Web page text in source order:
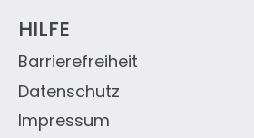
HILFE
Impressum
Datenschutz
Barrierefreiheit